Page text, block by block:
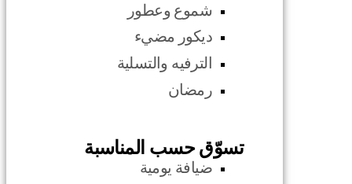
شموع وعطور
ديكور مضيء
الترفيه والتسلية
رمضان
تسوّق حسب المناسبة
ضيافة يومية